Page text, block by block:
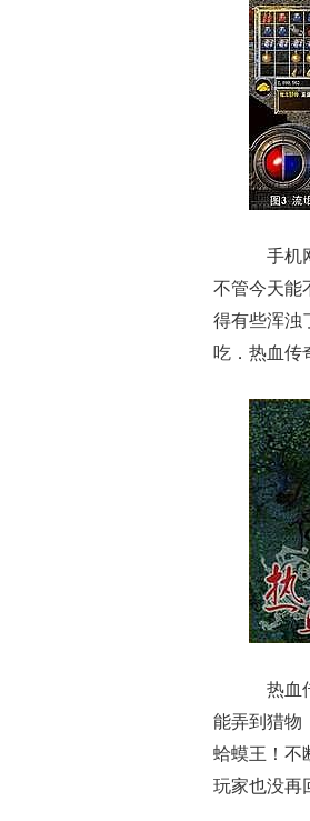
手机
不管今天能
得有些浑浊
吃．热血传
热血
能弄到猎物
蛤蟆王！不
玩家也没再